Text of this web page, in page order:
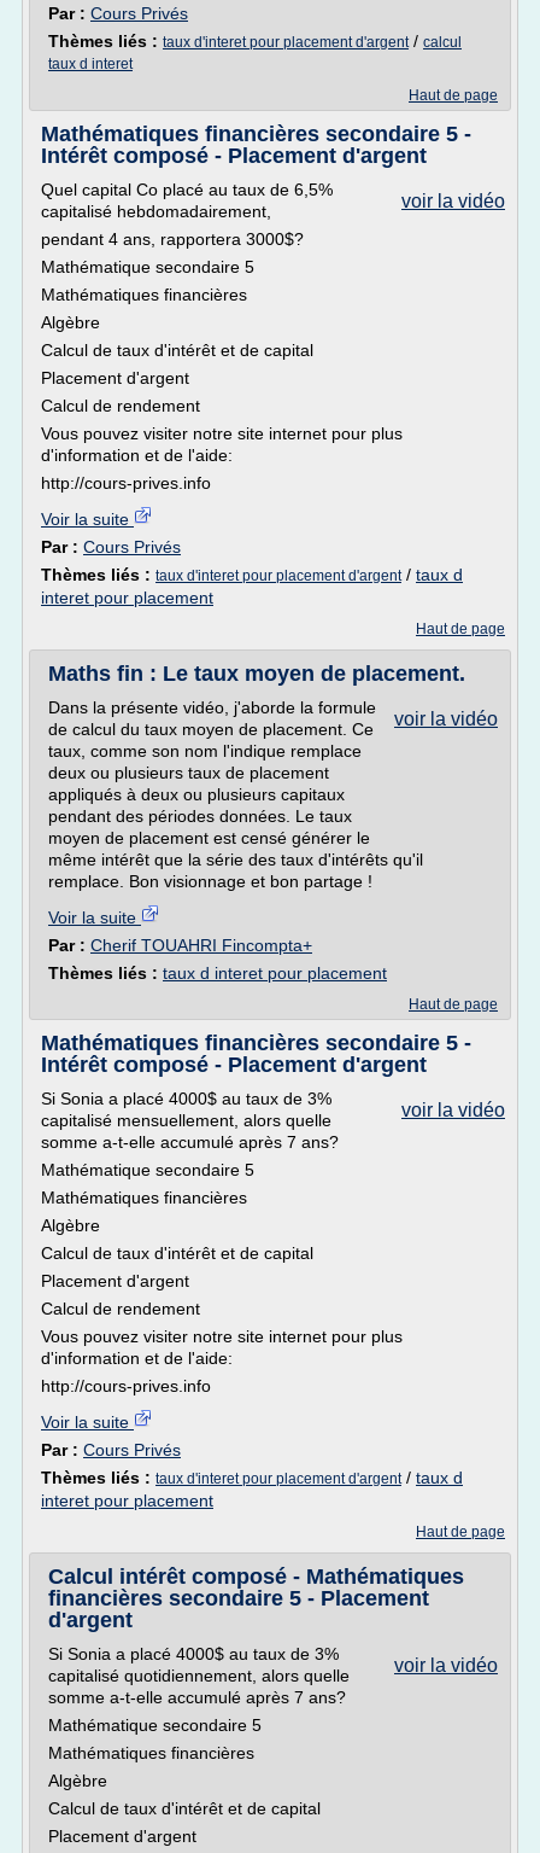
Par : Cours Privés
Thèmes liés : taux d'interet pour placement d'argent/ calcul
taux d interet
Haut de page
Mathématiques financières secondaire 5 -
Intérêt composé - Placement d'argent
voir la vidéo
Quel capital Co placé au taux de 6,5%
capitalisé hebdomadairement,
pendant 4 ans, rapportera 3000$?
Mathématique secondaire 5
Mathématiques financières
Algèbre
Calcul de taux d'intérêt et de capital
Placement d'argent
Calcul de rendement
Vous pouvez visiter notre site internet pour plus
d'information et de l'aide:
http://cours-prives.info
Voir la suite
Par : Cours Privés
Thèmes liés : taux d'interet pour placement d'argent/ taux d
interet pour placement
Haut de page
Maths fin : Le taux moyen de placement.
voir la vidéo
Dans la présente vidéo, j'aborde la formule
de calcul du taux moyen de placement. Ce
taux, comme son nom l'indique remplace
deux ou plusieurs taux de placement
appliqués à deux ou plusieurs capitaux
pendant des périodes données. Le taux
moyen de placement est censé générer le
même intérêt que la série des taux d'intérêts qu'il
remplace. Bon visionnage et bon partage !
Voir la suite
Par : Cherif TOUAHRI Fincompta+
Thèmes liés : taux d interet pour placement
Haut de page
Mathématiques financières secondaire 5 -
Intérêt composé - Placement d'argent
voir la vidéo
Si Sonia a placé 4000$ au taux de 3%
capitalisé mensuellement, alors quelle
somme a-t-elle accumulé après 7 ans?
Mathématique secondaire 5
Mathématiques financières
Algèbre
Calcul de taux d'intérêt et de capital
Placement d'argent
Calcul de rendement
Vous pouvez visiter notre site internet pour plus
d'information et de l'aide:
http://cours-prives.info
Voir la suite
Par : Cours Privés
Thèmes liés : taux d'interet pour placement d'argent/ taux d
interet pour placement
Haut de page
Calcul intérêt composé - Mathématiques
financières secondaire 5 - Placement
d'argent
voir la vidéo
Si Sonia a placé 4000$ au taux de 3%
capitalisé quotidiennement, alors quelle
somme a-t-elle accumulé après 7 ans?
Mathématique secondaire 5
Mathématiques financières
Algèbre
Calcul de taux d'intérêt et de capital
Placement d'argent